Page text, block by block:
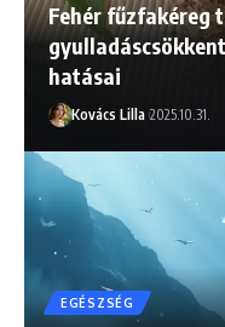
Fehér fűzfakéreg
hatásai
Kovács Lilla 2025.10.31.
EGÉSZSÉG